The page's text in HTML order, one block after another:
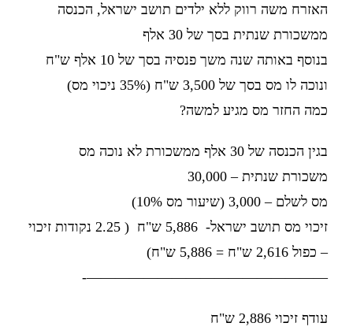
האזרח משה רווק ללא ילדים תושב ישראל, הכנסה
ממשכורת שנתית בסך של 30 אלף
בנוסף באותה שנה משך פנסיה בסך של 10 אלף ש"ח
ונוכה לו מס בסך של 3,500 ש"ח (35% ניכוי מס)
כמה החזר מס מגיע למשה?
בגין הכנסה של 30 אלף ממשכורת לא נוכה מס
משכורת שנתית – 30,000
מס לשלם – 3,000 (שיעור מס 10%)
זיכוי מס תושב ישראל- 5,886 ש"ח ( 2.25 נקודות זיכוי
– כפול 2,616 ש"ח = 5,886 ש"ח)
—————————————————-
עודף זיכוי 2,886 ש"ח